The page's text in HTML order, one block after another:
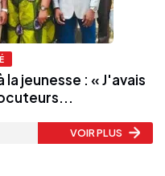
jeunesse : « J'avais
VOIR PLUS